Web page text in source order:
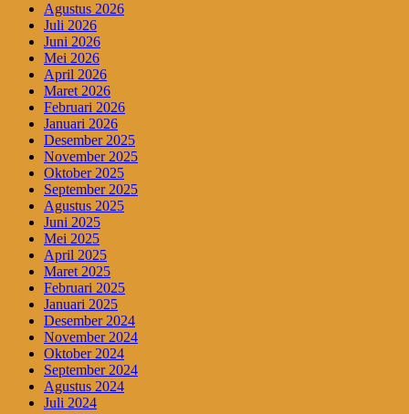
Agustus 2026
Juli 2026
Juni 2026
Mei 2026
April 2026
Maret 2026
Februari 2026
Januari 2026
Desember 2025
November 2025
Oktober 2025
September 2025
Agustus 2025
Juni 2025
Mei 2025
April 2025
Maret 2025
Februari 2025
Januari 2025
Desember 2024
November 2024
Oktober 2024
September 2024
Agustus 2024
Juli 2024